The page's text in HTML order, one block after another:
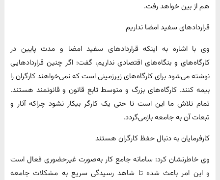
هم از بین خواهد رفت.
قراردادهای سفید امضا نداریم
وی با اشاره به اینکه قراردادهای سفید امضا و مدت پایین در
کارگاه‌های و بنگاه‌های اقتصادی نداریم، گفت: اگر چنین قراردادهایی
نوشته می‌شود برای کارگاه‌های زیرزمینی است که نمی‌خواهند کارگران را
بیمه کنند. کارگاه‌های بزرگ و متوسط تابع قانون و قانونمند هستند.
تمام تلاش ما این است تا حتی یک کارگر بیکار نشود چراکه آثار و
تبعات آن به جامعه بازمی‌گردد.
کارفرمایان به دنبال حفظ کارگران هستند
وی خاطرنشان کرد: سامانه جامع کار به‌صورت غیرحضوری فعال است
و این امر باعث شده تا شاهد رسیدگی سریع به مشکلات جامعه